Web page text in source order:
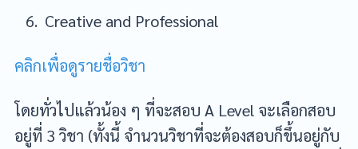
Creative and Professional
คลิกเพื่อดูรายชื่อวิชา
โดยทั่วไปแล้วน้อง ๆ ที่จะสอบ A Level จะเลือกสอบ
อยู่ที่ 3 วิชา (ทั้งนี้ จำนวนวิชาที่จะต้องสอบก็ขึ้นอยู่กับ